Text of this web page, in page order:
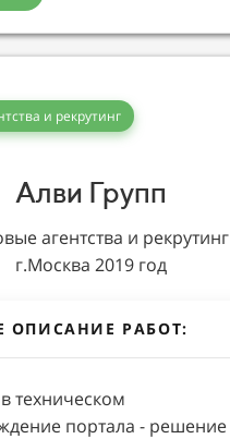
и рекрутинг
Алви Групп
агентства и рекрутинг
г.Москва 2019 год
ОПИСАНИЕ РАБОТ:
техническом
портала - решение